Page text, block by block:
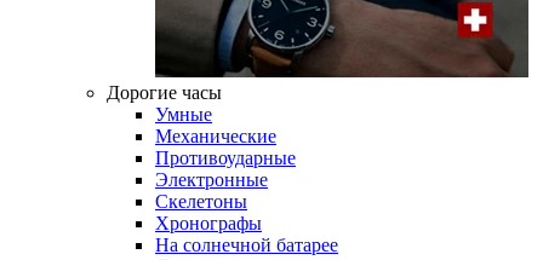
Дорогие часы
Умные
Механические
Противоударные
Электронные
Скелетоны
Хронографы
На солнечной батарее